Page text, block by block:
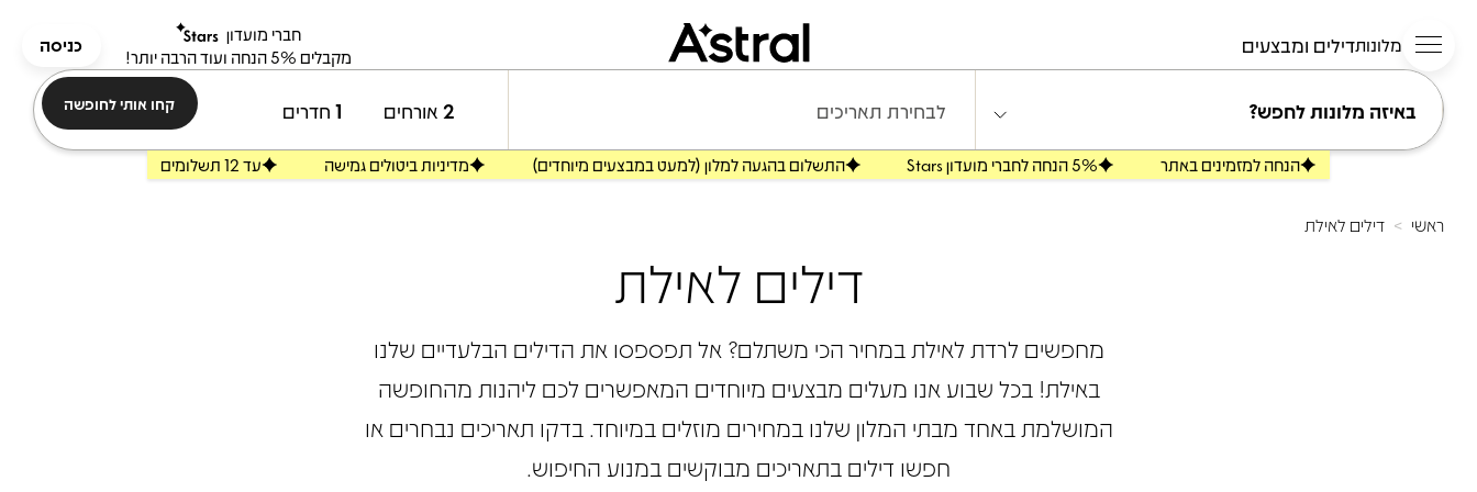
מלונותדילים ומבצעים
חברי מועדון
מקבלים 5% הנחה ועוד הרבה יותר!
כניסה
ראשי > דילים לאילת
דילים לאילת
מחפשים לרדת לאילת במחיר הכי משתלם? אל תפספסו את הדילים הבלעדיים שלנו
באילת! בכל שבוע אנו מעלים מבצעים מיוחדים המאפשרים לכם ליהנות מהחופשה
המושלמת באחד מבתי המלון שלנו במחירים מוזלים במיוחד. בדקו תאריכים נבחרים או
חפשו דילים בתאריכים מבוקשים במנוע החיפוש.
באיזה מלונות לחפש? לבחירת תאריכים 2 אורחים 1 חדרים קחו אותי לחופשה
הנחה למזמינים באתר 5% הנחה לחברי מועדון Stars התשלום בהגעה למלון (למעט במבצעים מיוחדים) מדיניות ביטולים גמישה עד 12 תשלומים